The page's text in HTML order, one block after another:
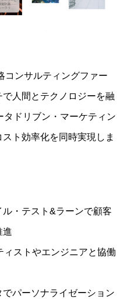
コンサルティングファー
人間とテクノロジーを融
ドリブン・マーケティン
ト効率化を同時実現しま
・テスト&ラーンで顧客
進
ィストやエンジニアと協働
パーソナライゼーション